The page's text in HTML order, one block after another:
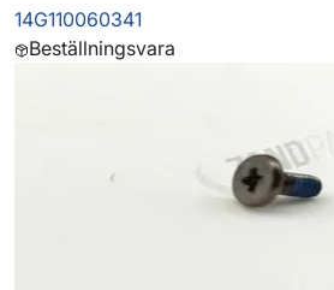
14G110060341
Beställningsvara